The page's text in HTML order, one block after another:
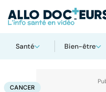
Santé Bien-être
AccueilSanté
CANCER